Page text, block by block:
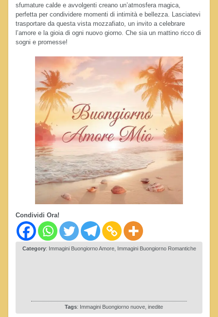
sfumature calde e avvolgenti creano un’atmosfera magica,
perfetta per condividere momenti di intimità e bellezza. Lasciatevi
trasportare da questa vista mozzafiato, un invito a celebrare
l’amore e la gioia di ogni nuovo giorno. Che sia un mattino ricco di
sogni e promesse!
Condividi Ora!
Category: Immagini Buongiorno Amore, Immagini Buongiorno Romantiche
Tags: Immagini Buongiorno nuove, inedite